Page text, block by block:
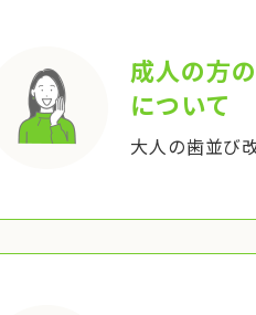
成人の方
について
大人の歯並び